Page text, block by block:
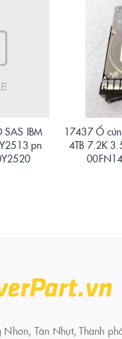
SAS IBM
pn
17437 Ổ
4TB 7.2K
Tân Nhựt, Thành